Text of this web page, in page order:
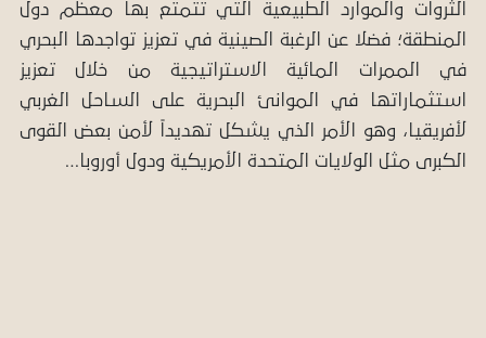
الثروات والموارد الطبيعية التي تتمتع بها معظم دول
المنطقة؛ فضلا عن الرغبة الصينية في تعزيز تواجدها البحري
في الممرات المائية الاستراتيجية من خلال تعزيز
استثماراتها في الموانئ البحرية على الساحل الغربي
لأفريقيا، وهو الأمر الذي يشكل تهديداً لأمن بعض القوى
الكبرى مثل الولايات المتحدة الأمريكية ودول أوروبا…